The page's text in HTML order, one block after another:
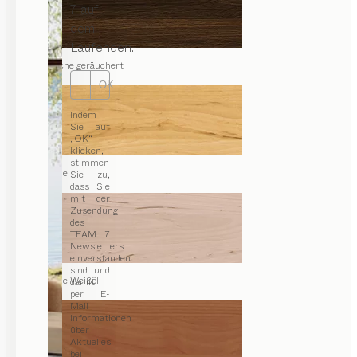
7 auf
dem
Laufenden.
OK
Indem
Sie auf
„OK“
klicken,
stimmen
Sie zu,
dass Sie
mit der
Zusendung
des
TEAM 7
Newsletters
einverstanden
sind und
damit
per E-
Mail
Informationen
über
Aktuelles
bei
Eiche geräuchert
Erle
Erle Weißöl